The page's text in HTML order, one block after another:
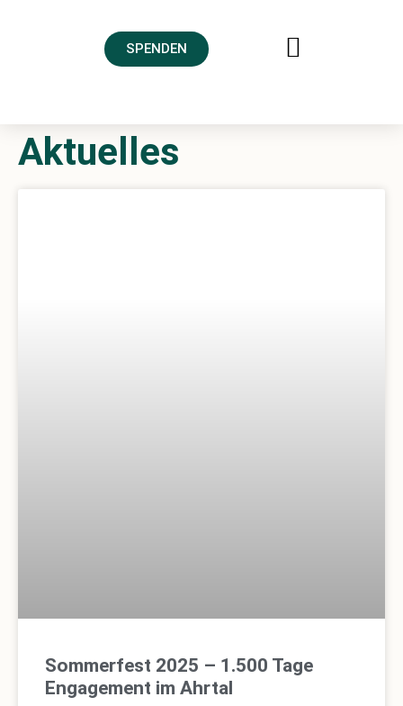
SPENDEN
Aktuelles
Sommerfest 2025 – 1.500 Tage
Engagement im Ahrtal